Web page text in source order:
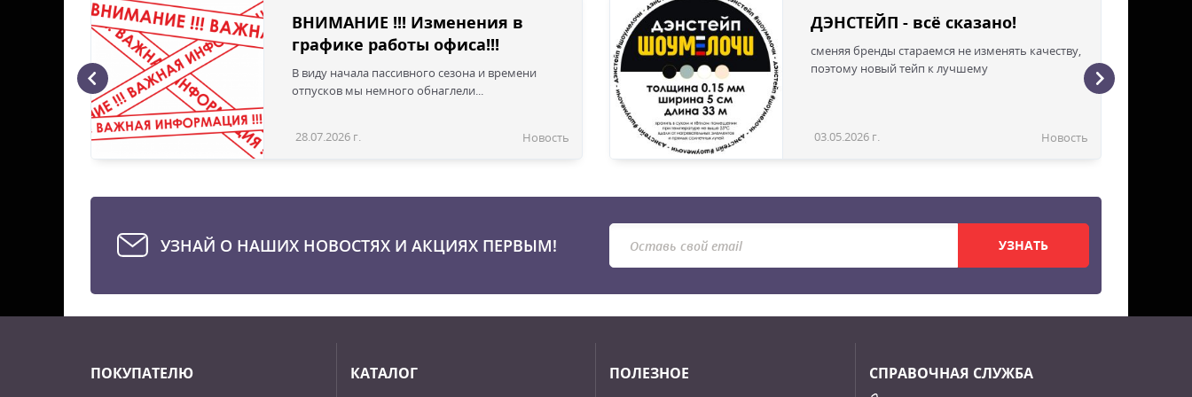
ВНИМАНИЕ !!! Изменения в
графике работы офиса!!!
В виду начала пассивного сезона и времени
отпусков мы немного обнаглели...
28.07.2026 г. Новость
ДЭНСТЕЙП - всё сказано!
сменяя бренды стараемся не изменять качеству,
поэтому новый тейп к лучшему
03.05.2026 г. Новость
УЗНАЙ О НАШИХ НОВОСТЯХ И АКЦИЯХ ПЕРВЫМ! УЗНАТЬ
ПОКУПАТЕЛЮ КАТАЛОГ ПОЛЕЗНОЕ СПРАВОЧНАЯ СЛУЖБА